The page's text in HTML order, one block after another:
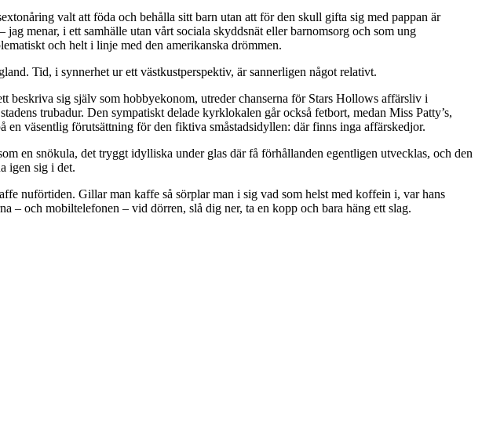
valt att föda och behålla sitt barn utan att för den skull gifta sig med pappan är
menar, i ett samhälle utan vårt sociala skyddsnät eller barnomsorg och som ung
och helt i linje med den amerikanska drömmen.
Tid, i synnerhet ur ett västkustperspektiv, är sannerligen något relativt.
beskriva sig själv som hobbyekonom, utreder chanserna för Stars Hollows affärsliv i
trubadur. Den sympatiskt delade kyrklokalen går också fetbort, medan Miss Patty’s,
en väsentlig förutsättning för den fiktiva småstadsidyllen: där finns inga affärskedjor.
en snökula, det tryggt idylliska under glas där få förhållanden egentligen utvecklas, och den
igen sig i det.
nuförtiden. Gillar man kaffe så sörplar man i sig vad som helst med koffein i, var hans
– och mobiltelefonen – vid dörren, slå dig ner, ta en kopp och bara häng ett slag.